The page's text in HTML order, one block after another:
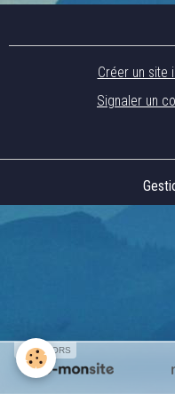
Créer un site
Signaler un
SPONSORS